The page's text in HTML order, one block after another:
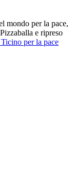
mondo per la pace,
e ripreso
per la pace